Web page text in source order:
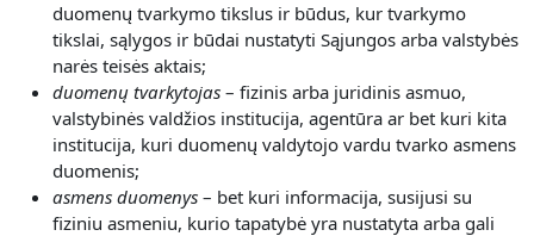
duomenų tvarkymo tikslus ir būdus, kur tvarkymo
tikslai, sąlygos ir būdai nustatyti Sąjungos arba valstybės
narės teisės aktais;
duomenų tvarkytojas – fizinis arba juridinis asmuo,
valstybinės valdžios institucija, agentūra ar bet kuri kita
institucija, kuri duomenų valdytojo vardu tvarko asmens
duomenis;
asmens duomenys – bet kuri informacija, susijusi su
fiziniu asmeniu, kurio tapatybė yra nustatyta arba gali